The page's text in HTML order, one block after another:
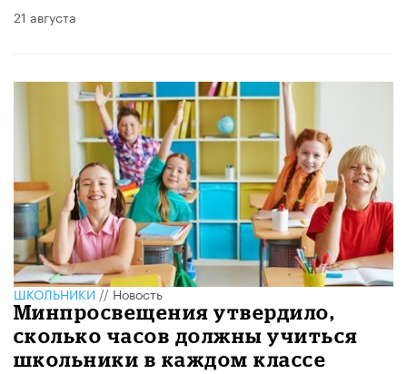
21 августа
ШКОЛЬНИКИ//Новость
Минпросвещения утвердило,
сколько часов должны учиться
школьники в каждом классе